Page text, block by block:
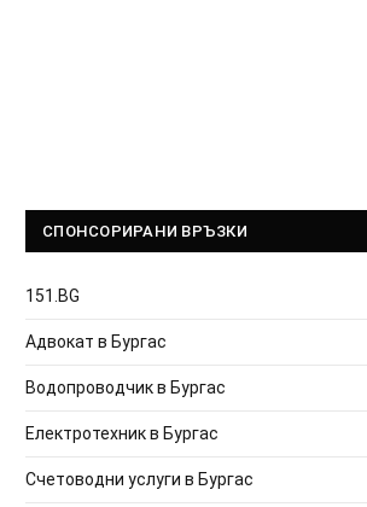
СПОНСОРИРАНИ ВРЪЗКИ
151.BG
Адвокат в Бургас
Водопроводчик в Бургас
Електротехник в Бургас
Счетоводни услуги в Бургас